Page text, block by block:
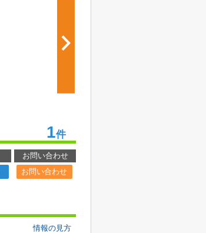
1件
お問い合わせ
お問い合わせ
情報の見方